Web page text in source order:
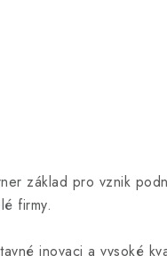
základ pro vznik
firmy.
inovaci a vysoké